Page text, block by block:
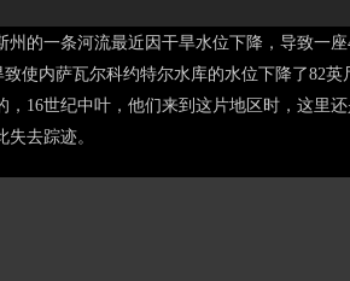
州的一条河流最近因干旱水位下降，导致一
使内萨瓦尔科约特尔水库的水位下降了82英
16世纪中叶，他们来到这片地区时，这里还
去踪迹。